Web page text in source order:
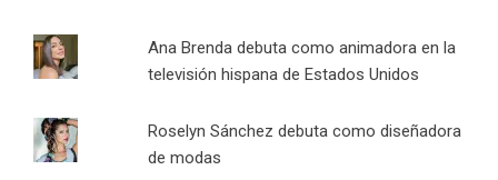
Ana Brenda debuta como animadora en la
televisión hispana de Estados Unidos
Roselyn Sánchez debuta como diseñadora
de modas